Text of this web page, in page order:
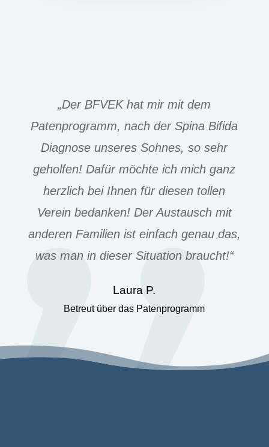
„Der BFVEK hat mir mit dem
Patenprogramm, nach der Spina Bifida
Diagnose unseres Sohnes, so sehr
geholfen! Dafür möchte ich mich ganz
herzlich bei Ihnen für diesen tollen
Verein bedanken! Der Austausch mit
anderen Familien ist einfach genau das,
was man in dieser Situation braucht!“
Laura P.
Betreut über das Patenprogramm